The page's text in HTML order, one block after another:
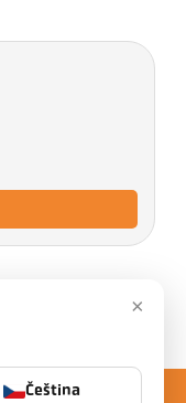
×
Čeština